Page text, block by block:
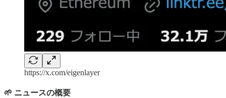
https://x.com/eigenlayer
🌱 ニュースの概要